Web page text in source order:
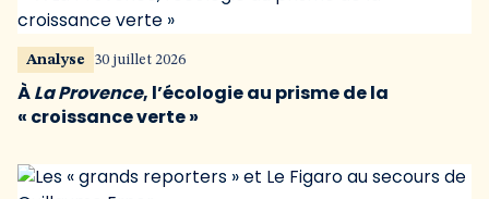
Analyse 30 juillet 2026
ÀLa Provence, l’écologie au prisme de la
« croissance verte »